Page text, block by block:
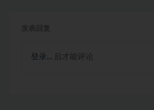
登录... 后才能评论